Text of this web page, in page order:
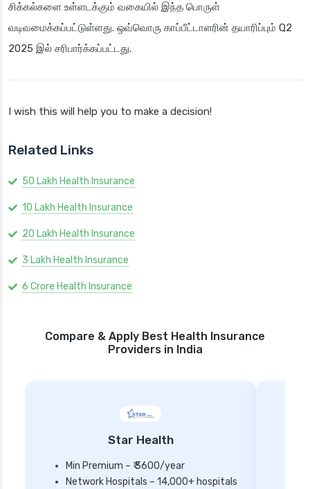
சிக்கல்களை உள்ளடக்கும் வகையில் இந்த பொருள்
வடிவமைக்கப்பட்டுள்ளது. ஒவ்வொரு காப்பீட்டாளரின் தயாரிப்பும் Q2
2025 இல் சரிபார்க்கப்பட்டது.
I wish this will help you to make a decision!
Related Links
50 Lakh Health Insurance
10 Lakh Health Insurance
20 Lakh Health Insurance
3 Lakh Health Insurance
6 Crore Health Insurance
Compare & Apply Best Health Insurance
Providers in India
Star Health
Min Premium – ₹ 3600/year
Network Hospitals – 14,000+ hospitals